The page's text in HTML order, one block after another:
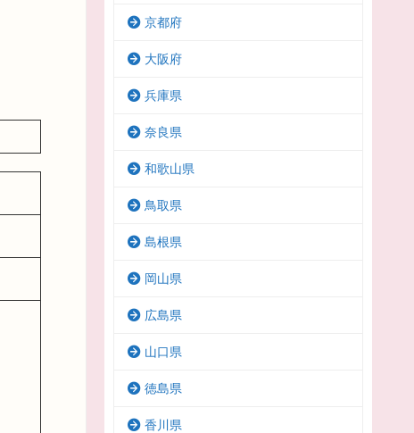
京都府
大阪府
兵庫県
奈良県
和歌山県
鳥取県
島根県
岡山県
広島県
山口県
徳島県
香川県